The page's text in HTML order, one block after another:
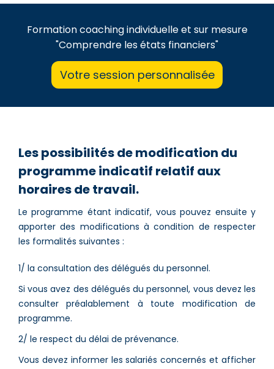
Formation coaching individuelle et sur mesure
"Comprendre les états financiers"
Votre session personnalisée
Les possibilités de modification du
programme indicatif relatif aux
horaires de travail.
Le programme étant indicatif, vous pouvez ensuite y
apporter des modifications à condition de respecter
les formalités suivantes :
1/ la consultation des délégués du personnel.
Si vous avez des délégués du personnel, vous devez les
consulter préalablement à toute modification de
programme.
2/ le respect du délai de prévenance.
Vous devez informer les salariés concernés et afficher